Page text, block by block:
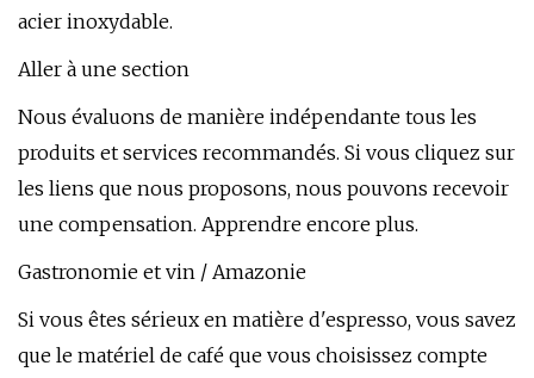
acier inoxydable.
Aller à une section
Nous évaluons de manière indépendante tous les
produits et services recommandés. Si vous cliquez sur
les liens que nous proposons, nous pouvons recevoir
une compensation. Apprendre encore plus.
Gastronomie et vin / Amazonie
Si vous êtes sérieux en matière d'espresso, vous savez
que le matériel de café que vous choisissez compte